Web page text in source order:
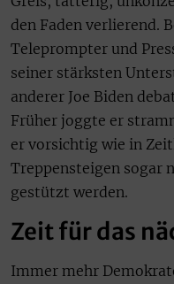
den Faden verlierend.
Teleprompter und
seiner stärksten
anderer Joe Biden
Früher joggte er
er vorsichtig wie in
Treppensteigen sogar
gestützt werden.
Zeit für das
Immer mehr